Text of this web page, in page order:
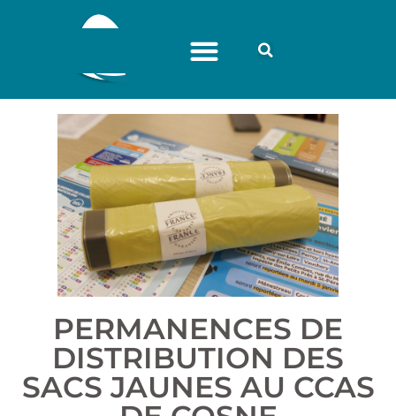
PERMANENCES DE
DISTRIBUTION DES
SACS JAUNES AU CCAS